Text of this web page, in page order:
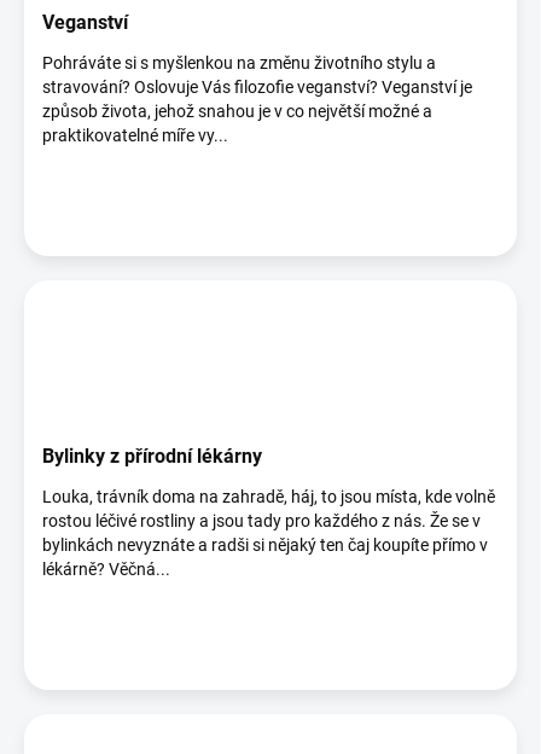
Veganství
Pohráváte si s myšlenkou na změnu životního stylu a
stravování? Oslovuje Vás filozofie veganství? Veganství je
způsob života, jehož snahou je v co největší možné a
praktikovatelné míře vy...
Bylinky z přírodní lékárny
Louka, trávník doma na zahradě, háj, to jsou místa, kde volně
rostou léčivé rostliny a jsou tady pro každého z nás. Že se v
bylinkách nevyznáte a radši si nějaký ten čaj koupíte přímo v
lékárně? Věčná...